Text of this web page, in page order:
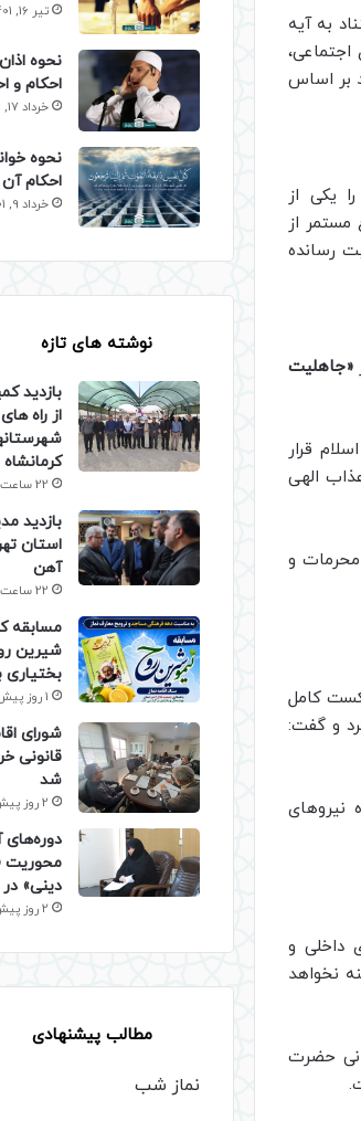
به آیه
بر اساس
یکی از
۴۷ سال گذشته با دفاع مستمر از
رسانده
«جاهلیت
قرار
الهی
محرمات و
کامل
و گفت:
نیروهای
داخلی و
نخواهد
حضرت
تیر 16, 1401
نحوه
احکام و
خرداد 17, 1401
نحوه
احکام آن
خرداد 9, 1401
نوشته های تازه
بازدید
از راه
کرمانشاه
22 ساعت پیش
بازدید
استان
آهن
22 ساعت پیش
مسابقه
شیرین
بختیاری
1 روز پیش
شورای
قانونی
شد
2 روز پیش
دوره‌های
محوریت
دینی» در
2 روز پیش
مطالب پیشنهادی
نماز شب